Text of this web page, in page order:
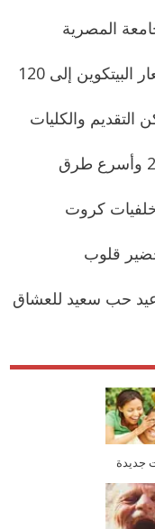
المصرية
ستاندرد تشارترد: توقعات بارتفاع اسعار البيتكوين إلى 120
مواعيد وأماكن التقديم والكليات
موعد ظهور نتيجة الثانوية العامة 2023 وأسرع طرق
وخلفيات كروت
قلوب
جديدة